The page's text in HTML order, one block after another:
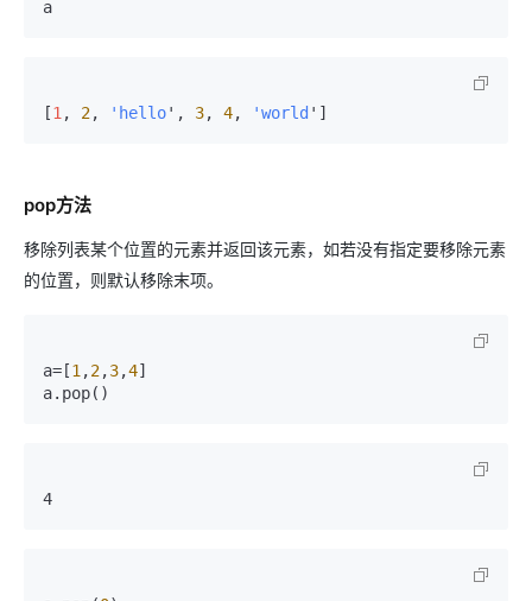
a
[1 , 2, 'hello', 3, 4, 'world ']
pop方法
移除列表某个位置的元素并返回该元素，如若没有指定要移除元素
的位置，则默认移除末项。
a=[1 ,2,3,4]
a.pop()
4